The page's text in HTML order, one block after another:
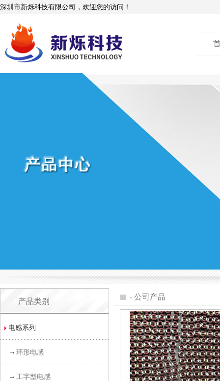
深圳市新烁科技有限公司，欢迎您的访问！
产品类别
电感系列
环形电感
工字型电感
- 公司产品